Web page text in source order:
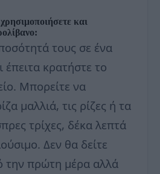
και
τους σε ένα
έπειτα κρατήστε το
Μπορείτε να
μαλλιά, τις ρίζες ή τα
τρίχες, δέκα λεπτά
Δεν θα δείτε
την πρώτη μέρα αλλά